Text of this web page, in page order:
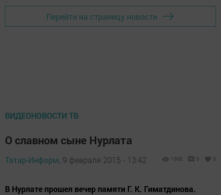
Перейти на страницу новости
ВИДЕОНОВОСТИ ТВ
О славном сыне Нурлата
Татар-Информ, 9 февраля 2015 - 13:42 1000 0 0
В Нурлате прошел вечер памяти Г. К. Гиматдинова.